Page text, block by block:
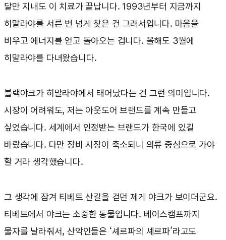
달만 지내도 이 치료가 끝납니다. 1993년부터 지금까지
히말라야를 서른 번 넘게 찾은 건 그래서입니다. 마음을
비우고 에너지를 얻고 돌아오는 겁니다. 올해도 3월에
히말라야를 다녀왔습니다.
블랙야크가 히말라야에서 태어났다는 건 그런 의미입니다.
시장이 어려워도, 저는 아웃도어 브랜드를 계속 만들고
싶었습니다. 세계에서 인정받는 브랜드가 한국에 있길
바랐습니다. 다만 장비 시장이 축소되니 의류 중심으로 가야
할 거라 생각했습니다.
그 생각에 잠겨 티베트 산길을 걷던 제게 야크가 보이더군요.
티베트에서 야크는 소중한 동물입니다. 베이스캠프까지
물자를 날라줘서, 산악인들은 ‘셰르파의 셰르파’라고도